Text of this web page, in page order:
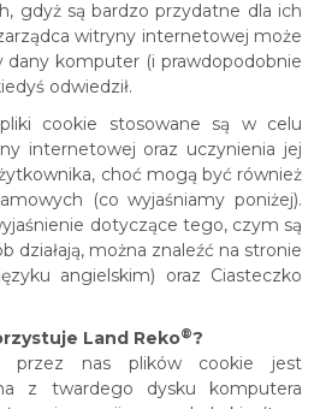
gdyż są bardzo przydatne dla ich
witryny internetowej może
dany komputer (i prawdopodobnie
odwiedził.
cookie stosowane są w celu
internetowej oraz uczynienia jej
choć mogą być również
(co wyjaśniamy poniżej).
dotyczące tego, czym są
działają, można znaleźć na stronie
angielskim) oraz Ciasteczko
Land Reko®?
przez nas plików cookie jest
z twardego dysku komputera